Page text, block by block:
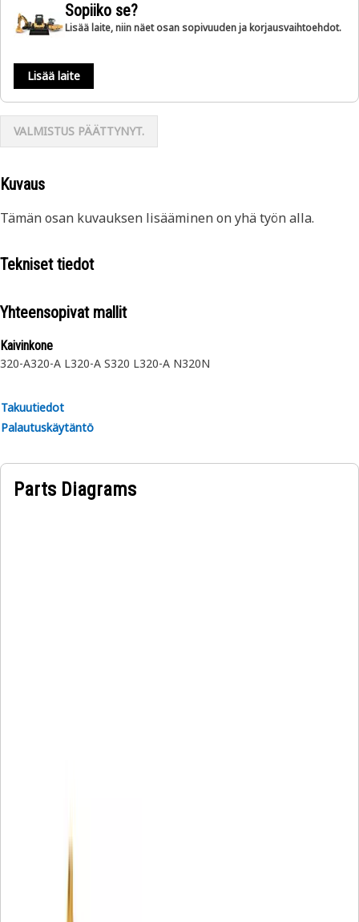
Sopiiko se?
Lisää laite, niin näet osan sopivuuden ja korjausvaihtoehdot.
Lisää laite
VALMISTUS PÄÄTTYNYT.
Kuvaus
Tämän osan kuvauksen lisääminen on yhä työn alla.
Tekniset tiedot
Yhteensopivat mallit
Kaivinkone
320-A320-A L320-A S320 L320-A N320N
Takuutiedot
Palautuskäytäntö
Parts Diagrams